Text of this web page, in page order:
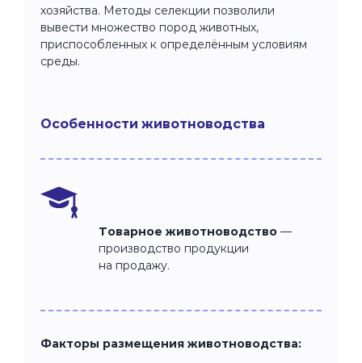
хозяйства. Методы селекции позволили
вывести множество пород животных,
приспособленных к определённым условиям
среды.
Особенности животноводства
Товарное животноводство —
производство продукции
на продажу.
Факторы размещения животноводства: